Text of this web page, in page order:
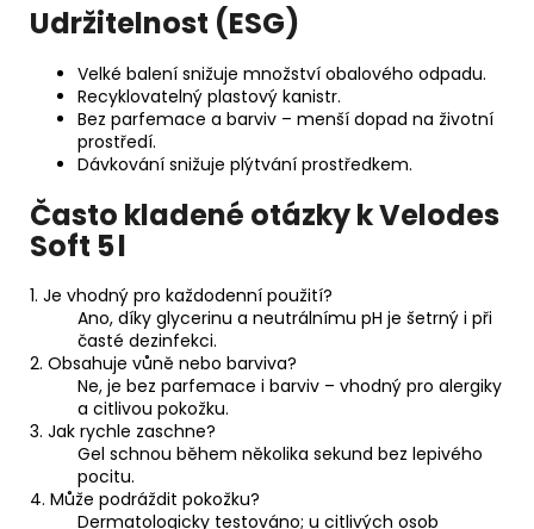
Udržitelnost (ESG)
Velké balení snižuje množství obalového odpadu.
Recyklovatelný plastový kanistr.
Bez parfemace a barviv – menší dopad na životní
prostředí.
Dávkování snižuje plýtvání prostředkem.
Často kladené otázky k Velodes
Soft 5 l
1. Je vhodný pro každodenní použití?
Ano, díky glycerinu a neutrálnímu pH je šetrný i při
časté dezinfekci.
2. Obsahuje vůně nebo barviva?
Ne, je bez parfemace i barviv – vhodný pro alergiky
a citlivou pokožku.
3. Jak rychle zaschne?
Gel schnou během několika sekund bez lepivého
pocitu.
4. Může podráždit pokožku?
Dermatologicky testováno; u citlivých osob